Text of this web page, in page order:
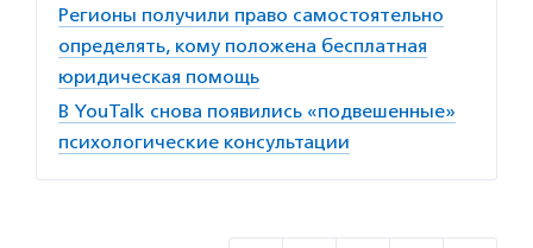
Регионы получили право самостоятельно
определять, кому положена бесплатная
юридическая помощь
В YouTalk снова появились «подвешенные»
психологические консультации